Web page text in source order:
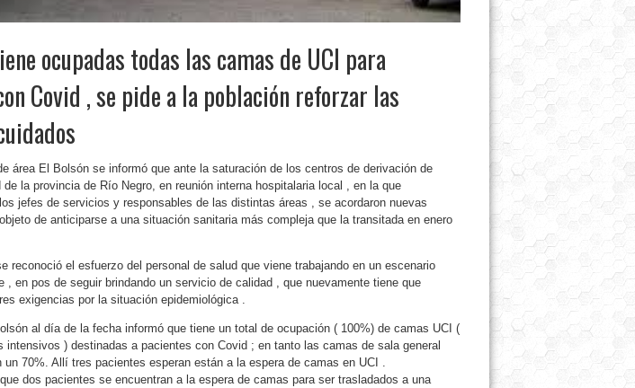
ocupadas todas las camas de UCI para
Covid , se pide a la población reforzar las
área El Bolsón se informó que ante la saturación de los centros de derivación de
la provincia de Río Negro, en reunión interna hospitalaria local , en la que
jefes de servicios y responsables de las distintas áreas , se acordaron nuevas
de anticiparse a una situación sanitaria más compleja que la transitada en enero
reconoció el esfuerzo del personal de salud que viene trabajando en un escenario
, en pos de seguir brindando un servicio de calidad , que nuevamente tiene que
exigencias por la situación epidemiológica .
al día de la fecha informó que tiene un total de ocupación ( 100%) de camas UCI (
intensivos ) destinadas a pacientes con Covid ; en tanto las camas de sala general
un 70%. Allí tres pacientes esperan están a la espera de camas en UCI .
dos pacientes se encuentran a la espera de camas para ser trasladados a una